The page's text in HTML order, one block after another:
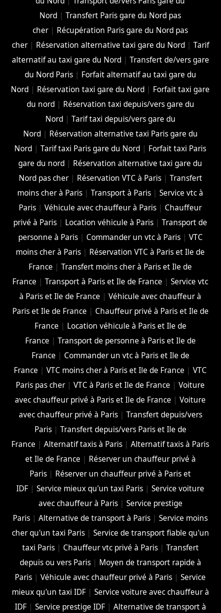
Nord |Transfert Paris gare du Nord pas
cher | Récupération Paris gare du Nord pas
cher| Réservation alternative taxi gare du Nord| Tarif
alternatif au taxi gare du Nord| Transfert de/vers gare
du Nord Paris| Forfait alternatif au taxi gare du
Nord | Réservation taxi gare du Nord | Forfait taxi gare
du nord| Réservation taxi depuis/vers gare du
Nord| Tarif taxi depuis/vers gare du
Nord| Réservation alternative taxi Paris gare du
Nord |Tarif taxi Paris gare du Nord | Forfait taxi Paris
gare du nord | Réservation alternative taxi gare du
Nord pas cher| Réservation VTC à Paris| Transfert
moins cher à Paris |Transport à Paris |Service vtc à
Paris |Véhicule avec chauffeur à Paris | Chauffeur
privé à Paris | Location véhicule à Paris |Transport de
personne à Paris| Commander un vtc à Paris| VTC
moins cher à Paris | Réservation VTC à Paris et Ile de
France |Transfert moins cher à Paris et Ile de
France |Transport à Paris et Ile de France |Service vtc
à Paris et Ile de France |Véhicule avec chauffeur à
Paris et Ile de France | Chauffeur privé à Paris et Ile de
France | Location véhicule à Paris et Ile de
France | Transport de personne à Paris et Ile de
France | Commander un vtc à Paris et Ile de
France |VTC moins cher à Paris et Ile de France |VTC
Paris pas cher |VTC à Paris et Ile de France |Voiture
avec chauffeur privé à Paris et Ile de France |Voiture
avec chauffeur privé à Paris| Transfert depuis/vers
Paris| Transfert depuis/vers Paris et Ile de
France |Alternatif taxis à Paris |Alternatif taxis à Paris
et Ile de France | Réserver un chauffeur privé à
Paris | Réserver un chauffeur privé à Paris et
IDF |Service mieux qu'un taxi Paris |Service voiture
avec chauffeur à Paris| Service prestige
Paris |Alternative de transport à Paris |Service moins
cher qu'un taxi Paris| Service de transport fiable qu'un
taxi Paris| Chauffeur vtc privé à Paris| Transfert
depuis ou vers Paris| Moyen de transport rapide à
Paris |Véhicule avec chauffeur privé à Paris |Service
mieux qu'un taxi IDF| Service voiture avec chauffeur à
IDF| Service prestige IDF| Alternative de transport à